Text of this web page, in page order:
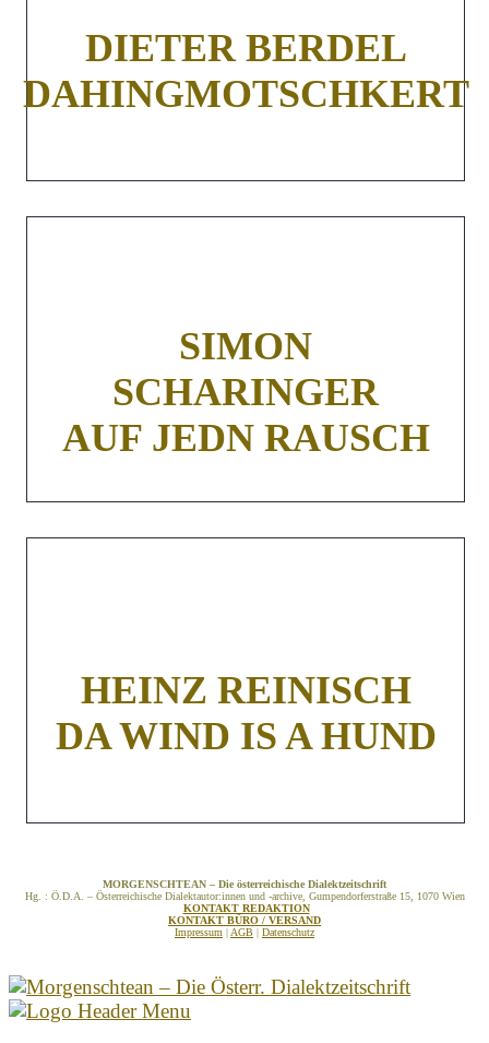
DIETER BERDEL
DAHINGMOTSCHKERT
SIMON
SCHARINGER
AUF JEDN RAUSCH
HEINZ REINISCH
DA WIND IS A HUND
MORGENSCHTEAN – Die österreichische Dialektzeitschrift
Hg. : Ö.D.A. – Österreichische Dialektautor:innen und -archive, Gumpendorferstraße 15, 1070 Wien
KONTAKT REDAKTION
KONTAKT BÜRO / VERSAND
Impressum |AGB | Datenschutz